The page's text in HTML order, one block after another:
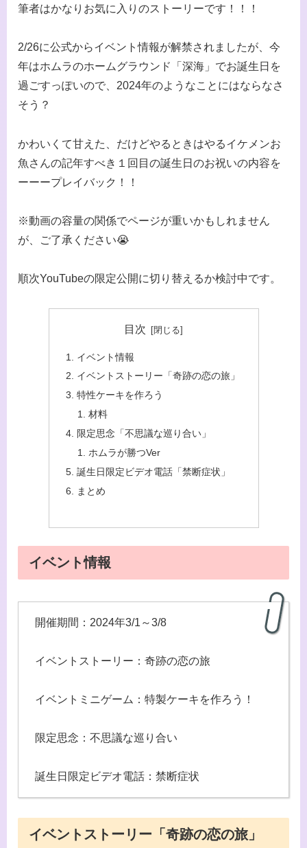
筆者はかなりお気に入りのストーリーです！！！
2/26に公式からイベント情報が解禁されましたが、今
年はホムラのホームグラウンド「深海」でお誕生日を
過ごすっぽいので、2024年のようなことにはならなさ
そう？
かわいくて甘えた、だけどやるときはやるイケメンお
魚さんの記年すべき１回目の誕生日のお祝いの内容を
ーーープレイバック！！
※動画の容量の関係でページが重いかもしれません
が、ご了承ください😭
順次YouTubeの限定公開に切り替えるか検討中です。
目次
イベント情報
イベントストーリー「奇跡の恋の旅」
特性ケーキを作ろう
材料
限定思念「不思議な巡り合い」
ホムラが勝つVer
誕生日限定ビデオ電話「禁断症状」
まとめ
イベント情報
開催期間：2024年3/1～3/8
イベントストーリー：奇跡の恋の旅
イベントミニゲーム：特製ケーキを作ろう！
限定思念：不思議な巡り合い
誕生日限定ビデオ電話：禁断症状
イベントストーリー「奇跡の恋の旅」